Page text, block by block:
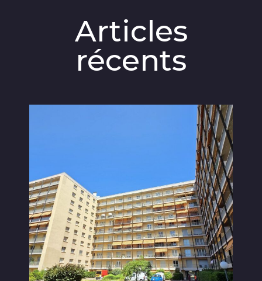
Articles
récents